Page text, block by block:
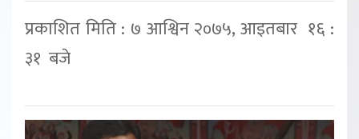
प्रकाशित मिति : ७ आश्विन २०७५, आइतबार १६ :
३१ बजे